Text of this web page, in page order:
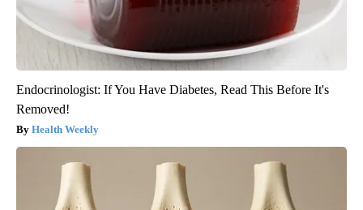
Endocrinologist: If You Have Diabetes, Read This Before It's
Removed!
Health Weekly